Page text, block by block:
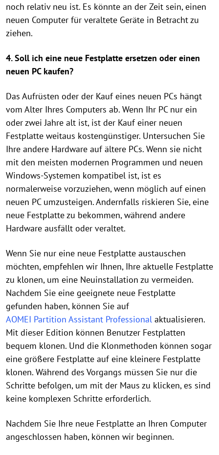
noch relativ neu ist. Es könnte an der Zeit sein, einen
neuen Computer für veraltete Geräte in Betracht zu
ziehen.
4. Soll ich eine neue Festplatte ersetzen oder einen
neuen PC kaufen?
Das Aufrüsten oder der Kauf eines neuen PCs hängt
vom Alter Ihres Computers ab. Wenn Ihr PC nur ein
oder zwei Jahre alt ist, ist der Kauf einer neuen
Festplatte weitaus kostengünstiger. Untersuchen Sie
Ihre andere Hardware auf ältere PCs. Wenn sie nicht
mit den meisten modernen Programmen und neuen
Windows-Systemen kompatibel ist, ist es
normalerweise vorzuziehen, wenn möglich auf einen
neuen PC umzusteigen. Andernfalls riskieren Sie, eine
neue Festplatte zu bekommen, während andere
Hardware ausfällt oder veraltet.
Wenn Sie nur eine neue Festplatte austauschen
möchten, empfehlen wir Ihnen, Ihre aktuelle Festplatte
zu klonen, um eine Neuinstallation zu vermeiden.
Nachdem Sie eine geeignete neue Festplatte
gefunden haben, können Sie auf
AOMEI Partition Assistant Professional aktualisieren.
Mit dieser Edition können Benutzer Festplatten
bequem klonen. Und die Klonmethoden können sogar
eine größere Festplatte auf eine kleinere Festplatte
klonen. Während des Vorgangs müssen Sie nur die
Schritte befolgen, um mit der Maus zu klicken, es sind
keine komplexen Schritte erforderlich.
Nachdem Sie Ihre neue Festplatte an Ihren Computer
angeschlossen haben, können wir beginnen.